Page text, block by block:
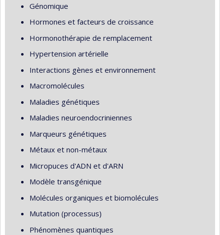
Génomique
Hormones et facteurs de croissance
Hormonothérapie de remplacement
Hypertension artérielle
Interactions gènes et environnement
Macromolécules
Maladies génétiques
Maladies neuroendocriniennes
Marqueurs génétiques
Métaux et non-métaux
Micropuces d'ADN et d'ARN
Modèle transgénique
Molécules organiques et biomolécules
Mutation (processus)
Phénomènes quantiques